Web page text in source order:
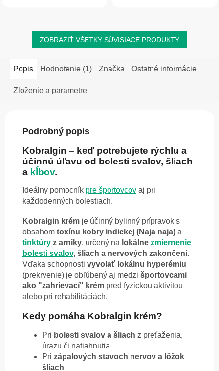
ZOBRAZIŤ VŠETKY SÚVISIACE PRODUKTY
Popis Hodnotenie (1) Značka Ostatné informácie
Zloženie a parametre
Podrobný popis
Kobralgin – keď potrebujete rýchlu a
účinnú úľavu od bolesti svalov, šliach
a kĺbov.
Ideálny pomocník pre športovcov aj pri
každodenných bolestiach.
Kobralgin krém je účinný bylinný prípravok s
obsahom toxínu kobry indickej (Naja naja) a
tinktúry z arniky, určený na lokálne zmiernenie
bolesti svalov, šliach a nervových zakončení.
Vďaka schopnosti vyvolať lokálnu hyperémiu
(prekrvenie) je obľúbený aj medzi športovcami
ako "zahrievací" krém pred fyzickou aktivitou
alebo pri rehabilitáciách.
Kedy pomáha Kobralgin krém?
Pri bolesti svalov a šliach z preťaženia,
úrazu či natiahnutia
Pri zápalových stavoch nervov a lôžok
šliach